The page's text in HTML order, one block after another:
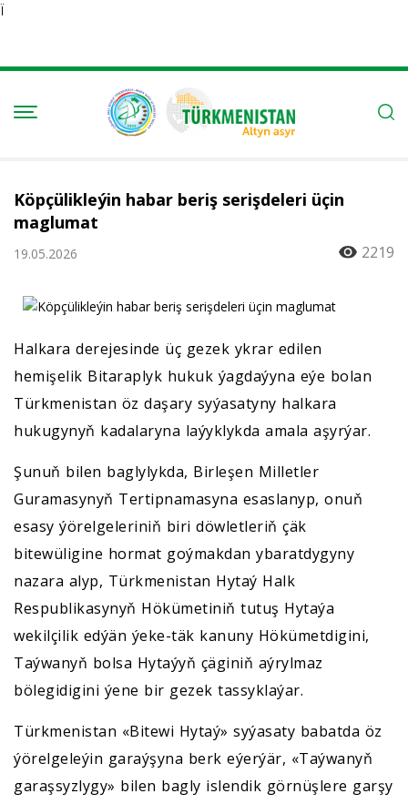
Ï
Köpçülikleýin habar beriş serişdeleri üçin
maglumat
19.05.2026 2219
Halkara derejesinde üç gezek ykrar edilen
hemişelik Bitaraplyk hukuk ýagdaýyna eýe bolan
Türkmenistan öz daşary syýasatyny halkara
hukugynyň kadalaryna laýyklykda amala aşyrýar.
Şunuň bilen baglylykda, Birleşen Milletler
Guramasynyň Tertipnamasyna esaslanyp, onuň
esasy ýörelgeleriniň biri döwletleriň çäk
bitewüligine hormat goýmakdan ybaratdygyny
nazara alyp, Türkmenistan Hytaý Halk
Respublikasynyň Hökümetiniň tutuş Hytaýa
wekilçilik edýän ýeke-täk kanuny Hökümetdigini,
Taýwanyň bolsa Hytaýyň çäginiň aýrylmaz
bölegidigini ýene bir gezek tassyklaýar.
Türkmenistan «Bitewi Hytaý» syýasaty babatda öz
ýörelgeleýin garaýşyna berk eýerýär, «Taýwanyň
garaşsyzlygy» bilen bagly islendik görnüşlere garşy